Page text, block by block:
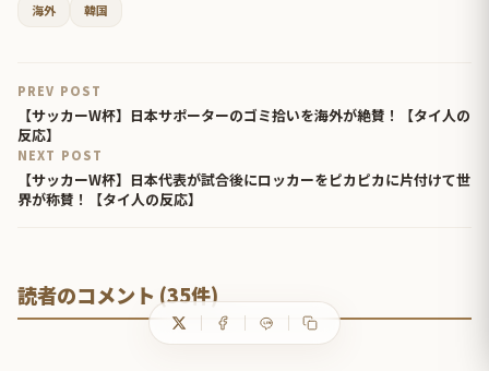
海外
韓国
PREV POST
【サッカーW杯】日本サポーターのゴミ拾いを海外が絶賛！【タイ人の
反応】
NEXT POST
【サッカーW杯】日本代表が試合後にロッカーをピカピカに片付けて世
界が称賛！【タイ人の反応】
読者のコメント (35件)